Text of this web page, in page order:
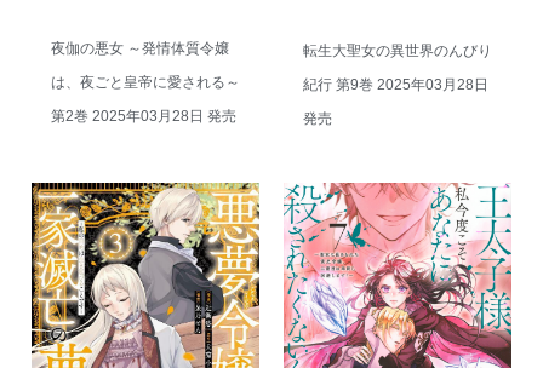
夜伽の悪女 ～発情体質令嬢
は、夜ごと皇帝に愛される～
第2巻 2025年03月28日 発売
転生大聖女の異世界のんびり
紀行 第9巻 2025年03月28日
発売